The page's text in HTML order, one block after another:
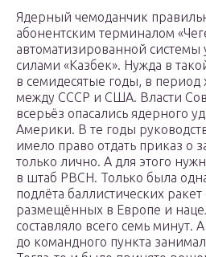
Ядерный чемоданчик
абонентским терминалом
автоматизированной
силами «Казбек». Нужда в
в семидесятые годы, в
между СССР и США. Власти
всерьёз опасались ядерного
Америки. В те годы
имело право отдать приказ о
только лично. А для этого
в штаб РВСН. Только была
подлёта баллистических
размещённых в Европе и
составляло всего семь минут.
до командного пункта